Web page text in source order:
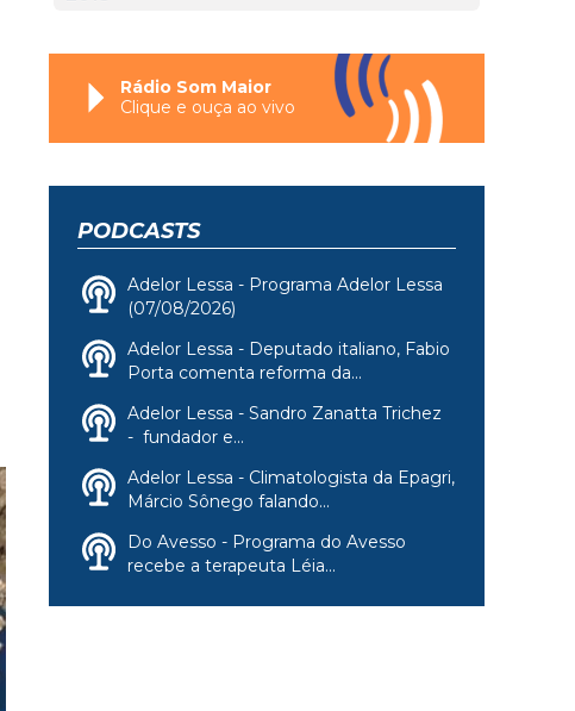
Rádio Som Maior
Clique e ouça ao vivo
PODCASTS
Adelor Lessa - Programa Adelor Lessa
(07/08/2026)
Adelor Lessa - Deputado italiano, Fabio
Porta comenta reforma da...
Adelor Lessa - Sandro Zanatta Trichez
- fundador e...
Adelor Lessa - Climatologista da Epagri,
Márcio Sônego falando...
Do Avesso - Programa do Avesso
recebe a terapeuta Léia...